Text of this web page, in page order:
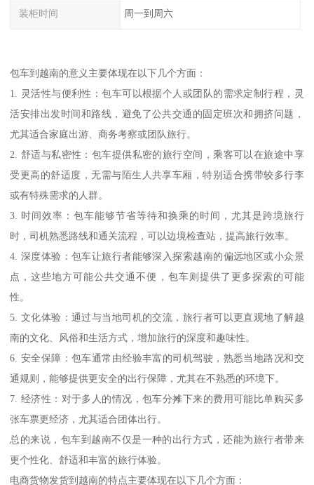
装柜时间 周一到周六
包车到越南的意义主要体现在以下几个方面：
1. 灵活性与便利性：包车可以根据个人或团队的需求定制行程，灵
活安排出发时间和路线，避免了公共交通的固定班次和拥挤问题，
尤其适合家庭出游、商务考察或团队旅行。
2. 舒适与私密性：包车提供私密的旅行空间，乘客可以在旅途中享
受更高的舒适度，无需与陌生人共享车厢，特别适合携带较多行李
或有特殊需求的人群。
3. 时间效率：包车能够节省等待和换乘的时间，尤其是跨境旅行
时，司机熟悉路线和通关流程，可以边境检查站，提高旅行效率。
4. 深度体验：包车让旅行者能够深入探索越南的偏远地区或小众景
点，这些地方可能公共交通不便，包车则提供了更多探索的可能
性。
5. 文化体验：通过与当地司机的交流，旅行者可以更直观地了解越
南的文化、风俗和生活方式，增加旅行的深度和趣味性。
6. 安全保障：包车通常由经验丰富的司机驾驶，熟悉当地路况和交
通规则，能够提供更安全的出行保障，尤其在不熟悉的环境下。
7. 经济性：对于多人的情况，包车分摊下来的费用可能比单购买多
张车票更经济，尤其适合团体出行。
总的来说，包车到越南不仅是一种的出行方式，还能为旅行者带来
更个性化、舒适和丰富的旅行体验。
电商货物发货到越南的特点主要体现在以下几个方面：